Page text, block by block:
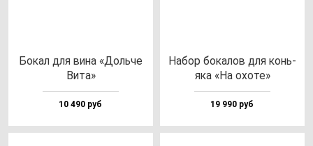
Бокал для ви­на «Доль­че
Вита»
10 490 руб
Набор бо­ка­лов для конь­
яка «На охо­те»
19 990 руб